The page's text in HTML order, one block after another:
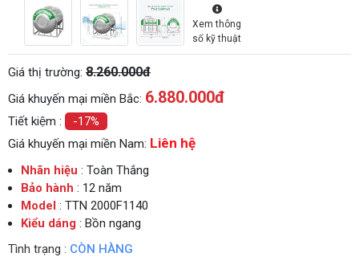
Xem thông
số kỹ thuật
Giá thị trường: 8.260.000đ
Giá khuyến mại miền Bắc: 6.880.000đ
Tiết kiệm :
-17%
Giá khuyến mại miền Nam: Liên hệ
Nhãn hiệu : Toàn Thắng
Bảo hành : 12 năm
Model : TTN 2000F1140
Kiểu dáng : Bồn ngang
Tình trạng : CÒN HÀNG